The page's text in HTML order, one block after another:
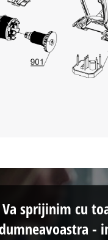
Va sprijinim cu
-